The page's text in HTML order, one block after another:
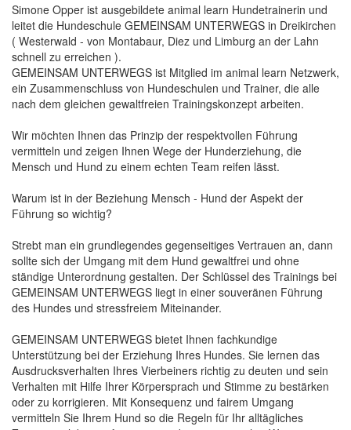
Simone Opper ist ausgebildete animal learn Hundetrainerin und
leitet die Hundeschule GEMEINSAM UNTERWEGS in Dreikirchen
( Westerwald - von Montabaur, Diez und Limburg an der Lahn
schnell zu erreichen ).
GEMEINSAM UNTERWEGS ist Mitglied im animal learn Netzwerk,
ein Zusammenschluss von Hundeschulen und Trainer, die alle
nach dem gleichen gewaltfreien Trainingskonzept arbeiten.
Wir möchten Ihnen das Prinzip der respektvollen Führung
vermitteln und zeigen Ihnen Wege der Hunderziehung, die
Mensch und Hund zu einem echten Team reifen lässt.
Warum ist in der Beziehung Mensch - Hund der Aspekt der
Führung so wichtig?
Strebt man ein grundlegendes gegenseitiges Vertrauen an, dann
sollte sich der Umgang mit dem Hund gewaltfrei und ohne
ständige Unterordnung gestalten. Der Schlüssel des Trainings bei
GEMEINSAM UNTERWEGS liegt in einer souveränen Führung
des Hundes und stressfreiem Miteinander.
GEMEINSAM UNTERWEGS bietet Ihnen fachkundige
Unterstützung bei der Erziehung Ihres Hundes. Sie lernen das
Ausdrucksverhalten Ihres Vierbeiners richtig zu deuten und sein
Verhalten mit Hilfe Ihrer Körpersprach und Stimme zu bestärken
oder zu korrigieren. Mit Konsequenz und fairem Umgang
vermitteln Sie Ihrem Hund so die Regeln für Ihr alltägliches